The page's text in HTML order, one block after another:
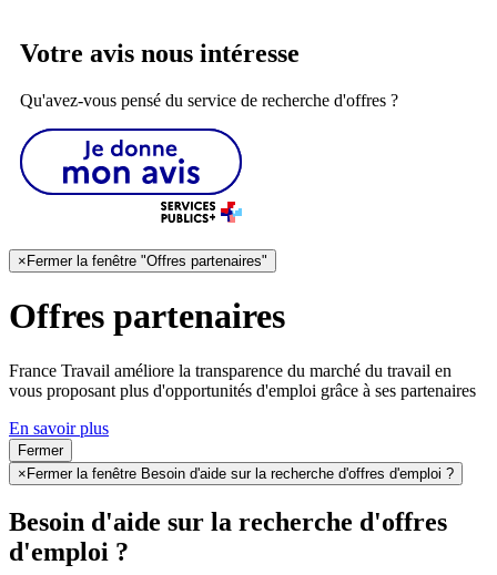
Votre avis nous intéresse
Qu'avez-vous pensé du service de recherche d'offres ?
× Fermer la fenêtre "Offres partenaires"
Offres partenaires
France Travail améliore la transparence du marché du travail en
vous proposant plus d'opportunités d'emploi grâce à ses partenaires
En savoir plus
Fermer
× Fermer la fenêtre Besoin d'aide sur la recherche d'offres d'emploi ?
Besoin d'aide sur la recherche d'offres
d'emploi ?